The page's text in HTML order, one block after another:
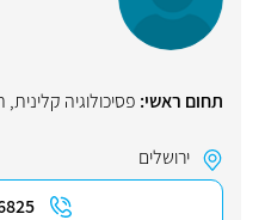
תחום ראשי: פסיכולוגיה קלינית,
ירושלים